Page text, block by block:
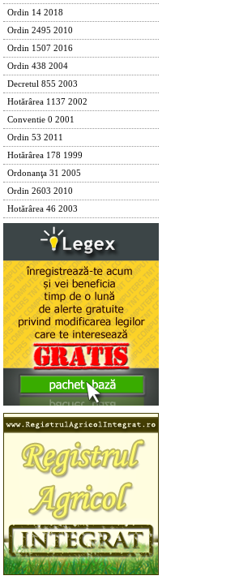
Ordin 14 2018
Ordin 2495 2010
Ordin 1507 2016
Ordin 438 2004
Decretul 855 2003
Hotărârea 1137 2002
Conventie 0 2001
Ordin 53 2011
Hotărârea 178 1999
Ordonanţa 31 2005
Ordin 2603 2010
Hotărârea 46 2003